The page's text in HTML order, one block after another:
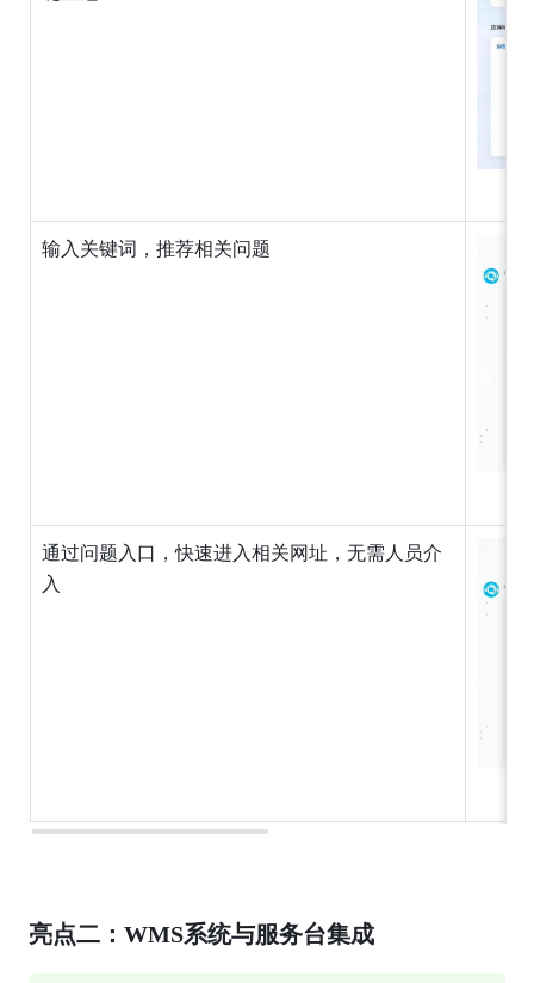
输入关键词，推荐相关问题
通过问题入口，快速进入相关网址，无需人员介
入
亮点二：WMS系统与服务台集成